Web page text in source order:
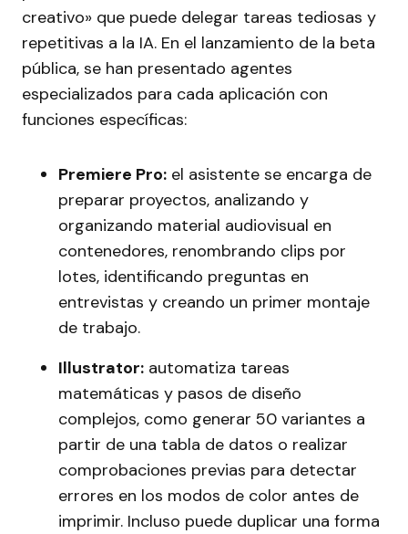
creativo» que puede delegar tareas tediosas y
repetitivas a la IA. En el lanzamiento de la beta
pública, se han presentado agentes
especializados para cada aplicación con
funciones específicas:
Premiere Pro: el asistente se encarga de
preparar proyectos, analizando y
organizando material audiovisual en
contenedores, renombrando clips por
lotes, identificando preguntas en
entrevistas y creando un primer montaje
de trabajo.
Illustrator: automatiza tareas
matemáticas y pasos de diseño
complejos, como generar 50 variantes a
partir de una tabla de datos o realizar
comprobaciones previas para detectar
errores en los modos de color antes de
imprimir. Incluso puede duplicar una forma